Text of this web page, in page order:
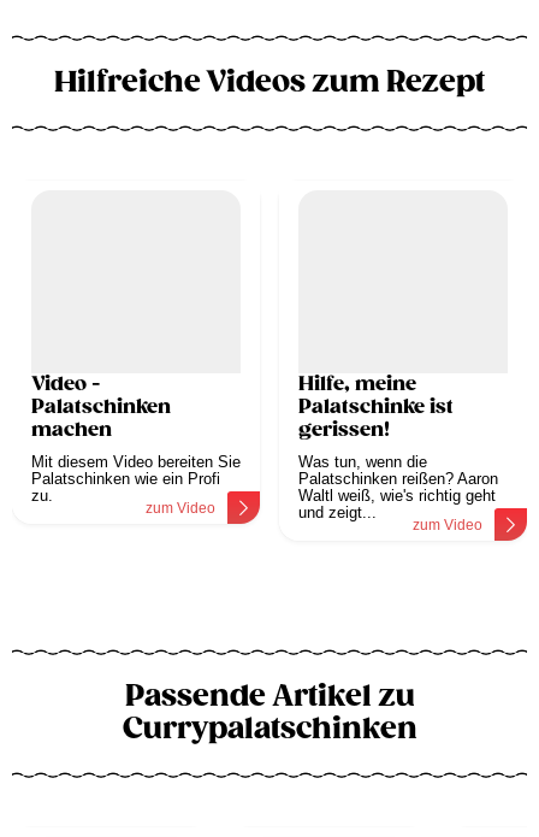
Hilfreiche Videos zum Rezept
Video -
Palatschinken
machen
Mit diesem Video bereiten Sie
Palatschinken wie ein Profi
zu.
zum Video
Hilfe, meine
Palatschinke ist
gerissen!
Was tun, wenn die
Palatschinken reißen? Aaron
Waltl weiß, wie's richtig geht
und zeigt...
zum Video
Passende Artikel zu
Currypalatschinken